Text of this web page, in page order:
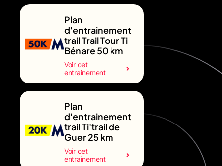
Plan
d'entrainement
trail Trail Tour Ti
Bénare 50 km
Voir cet
entrainement
Plan
d'entrainement
trail Ti'trail de
Guer 25 km
Voir cet
entrainement